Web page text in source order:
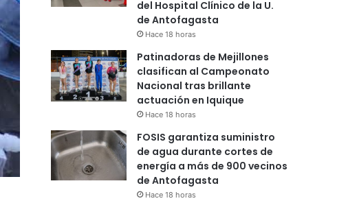
del Hospital Clínico de la U.
de Antofagasta
Hace 18 horas
Patinadoras de Mejillones
clasifican al Campeonato
Nacional tras brillante
actuación en Iquique
Hace 18 horas
FOSIS garantiza suministro
de agua durante cortes de
energía a más de 900 vecinos
de Antofagasta
Hace 18 horas